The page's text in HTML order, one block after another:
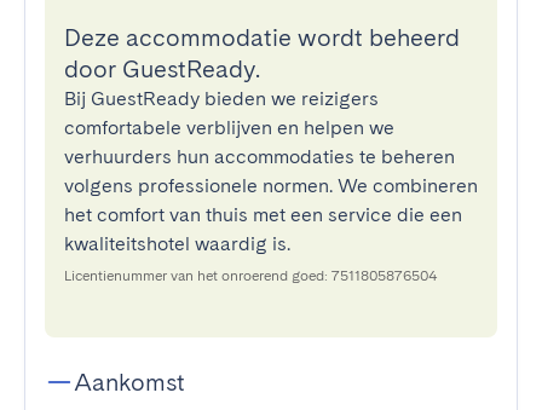
Deze accommodatie wordt beheerd
door GuestReady.
Bij GuestReady bieden we reizigers
comfortabele verblijven en helpen we
verhuurders hun accommodaties te beheren
volgens professionele normen. We combineren
het comfort van thuis met een service die een
kwaliteitshotel waardig is.
Licentienummer van het onroerend goed: 7511805876504
Aankomst